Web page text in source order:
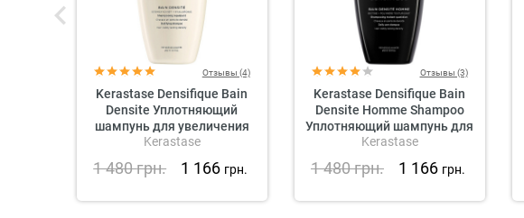
Отзывы (4)
Kerastase Densifique Bain
Densite Уплотняющий
шампунь для увеличения
густоты волос
Kerastase
1 480грн. 1 166 грн.
Отзывы (3)
Kerastase Densifique Bain
Densite Homme Shampoo
Уплотняющий шампунь для
увеличения густоты волос
Kerastase
1 480грн. 1 166 грн.